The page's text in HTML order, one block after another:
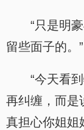
“只是明
留些面子的。”
“今天看
再纠缠，而是
真担心你姐姐